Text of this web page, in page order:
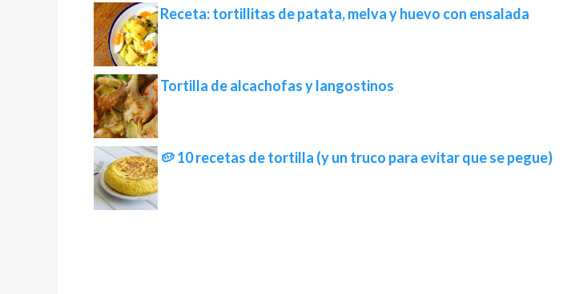
Receta: tortillitas de patata, melva y huevo con ensalada
Tortilla de alcachofas y langostinos
🥔 10 recetas de tortilla (y un truco para evitar que se pegue)